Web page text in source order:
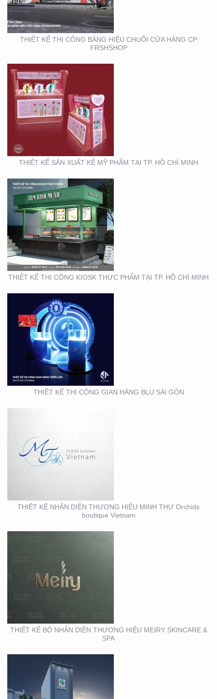
THIẾT KẾ THI CÔNG BẢNG HIỆU CHUỖI CỬA HÀNG CP
FRSHSHOP
CHÍ MINH
THIẾT KẾ SẢN XUẤT KỆ MỸ PHẨM TẠI TP. HỒ CHÍ MINH
THIẾT KẾ THI CÔNG
KIOSK THỰC PHẨM TẠI
TP. HỒ CHÍ MINH
THIẾT KẾ THI CÔNG KIOSK THỰC PHẨM TẠI TP. HỒ CHÍ MINH
THIẾT KẾ THI CÔNG
GIAN HÀNG BLU SÀI
GÒN
THIẾT KẾ THI CÔNG GIAN HÀNG BLU SÀI GÒN
THIẾT KẾ NHẬN DIỆN
THƯƠNG HIỆU MINH
THƯ ORCHIDS
BOUTIQUE VIETNAM
THIẾT KẾ NHẬN DIỆN THƯƠNG HIỆU MINH THƯ Orchids
boutique Vietnam
THIẾT KẾ BỘ NHẬN
DIỆN THƯƠNG HIỆU
THIẾT KẾ BỘ NHẬN DIỆN THƯƠNG HIỆU MEIRY SKINCARE &
SPA
THIẾT KẾ THI CÔNG
MẶT DỰNG TẠI BÌNH
DƯƠNG – CỦA HÀNG